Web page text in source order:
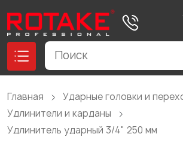
Главная
Ударные головки и
Удлинители и карданы
Удлинитель ударный 3/4" 250 мм